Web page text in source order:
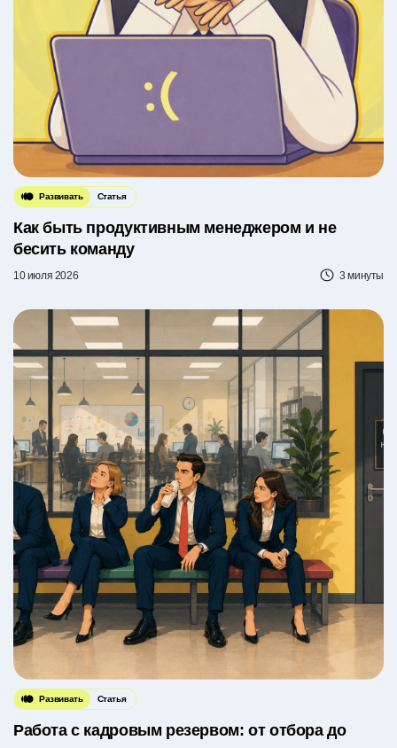
Развивать Статья
Как быть продуктивным менеджером и не
бесить команду
10 июля 2026 3 минуты
Развивать Статья
Работа с кадровым резервом: от отбора до